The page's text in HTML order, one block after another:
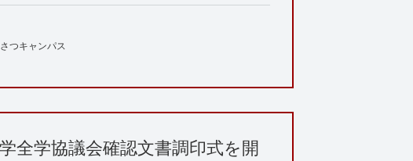
つキャンパス
全学協議会確認文書調印式を開